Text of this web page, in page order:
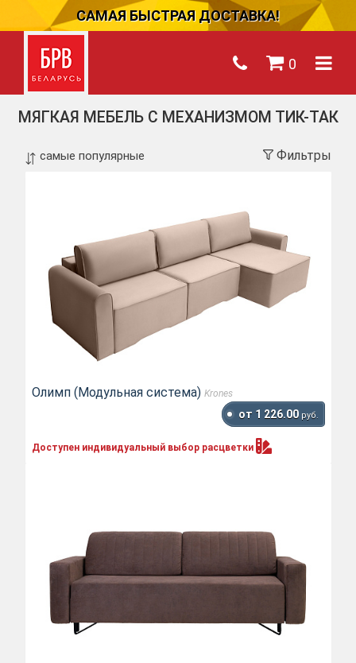
САМАЯ БЫСТРАЯ ДОСТАВКА!
0
МЯГКАЯ МЕБЕЛЬ С МЕХАНИЗМОМ ТИК-ТАК
Фильтры
Олимп (Модульная система) Krones
от 1 226.00 руб.
Доступен индивидуальный выбор расцветки